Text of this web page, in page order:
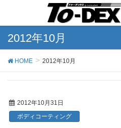
2012年10月
HOME 2012年10月
2012年10月31日
ボディコーティング